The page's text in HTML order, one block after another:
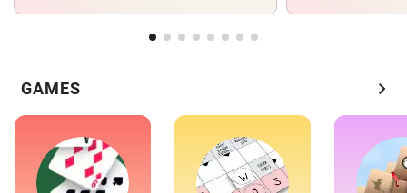
GAMES chevron_right